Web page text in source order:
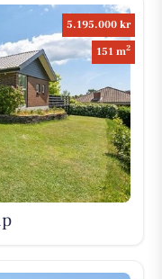
5.195.000 kr
151 m2